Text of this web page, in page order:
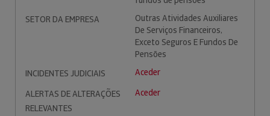
SETOR DA EMPRESA
Outras Atividades Auxiliares
De Serviços Financeiros,
Exceto Seguros E Fundos De
Pensões
INCIDENTES JUDICIAIS
Aceder
ALERTAS DE ALTERAÇÕES
RELEVANTES
Aceder